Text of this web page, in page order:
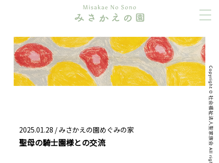
2025.01.28 /みさかえの園めぐみの家
聖母の騎士園様との交流